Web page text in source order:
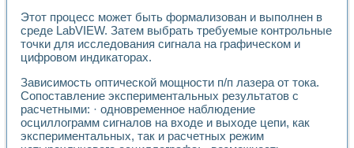
Этот процесс может быть формализован и выполнен в
среде LabVIEW. Затем выбрать требуемые контрольные
точки для исследования сигнала на графическом и
цифровом индикаторах.
Зависимость оптической мощности п/п лазера от тока.
Сопоставление экспериментальных результатов с
расчетными: · одновременное наблюдение
осциллограмм сигналов на входе и выходе цепи, как
экспериментальных, так и расчетных режим